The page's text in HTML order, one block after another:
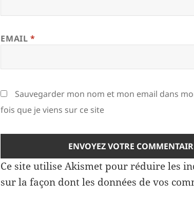
EMAIL*
Sauvegarder mon nom et mon email dans
fois que je viens sur ce site
Ce site utilise Akismet pour réduire les
sur la façon dont les données de vos